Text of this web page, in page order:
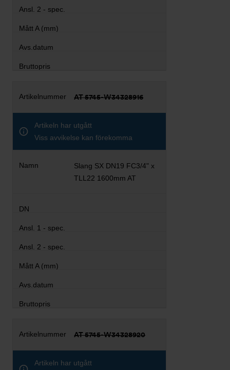
AT 5745-W34328916
Artikeln har utgått
Viss avvikelse kan förekomma
Slang SX DN19 FC3/4" x
TLL22 1600mm AT
AT 5745-W34328920
Artikeln har utgått